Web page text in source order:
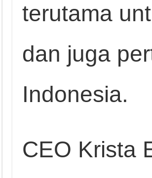
terutama
dan juga
Indonesia.
CEO Krista